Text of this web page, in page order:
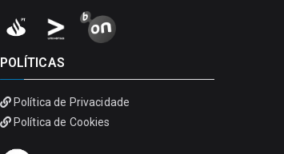
POLÍTICAS
Política de Privacidade
Política de Cookies